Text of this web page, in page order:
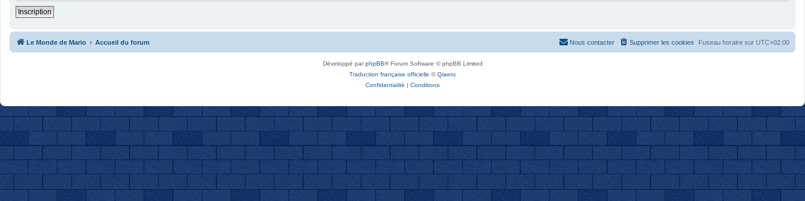
Inscription
Le Monde de Mario Accueil du forum Fuseau horaire sur UTC+02:00
Supprimer les cookies
Nous contacter
Développé parphpBB® Forum Software © phpBB Limited
Traduction française officielle ©Qiaeru
Confidentialité | Conditions